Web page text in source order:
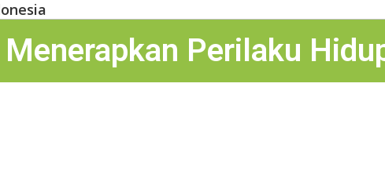
Perilaku